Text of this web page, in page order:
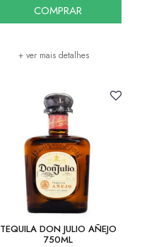
+ ver mais detalhes
COMPRAR
TEQUILA DON JULIO AÑEJO
750ML